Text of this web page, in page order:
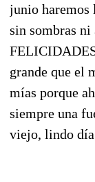
junio haremos
sin sombras ni
grande que el
mías porque
siempre una
viejo, lindo